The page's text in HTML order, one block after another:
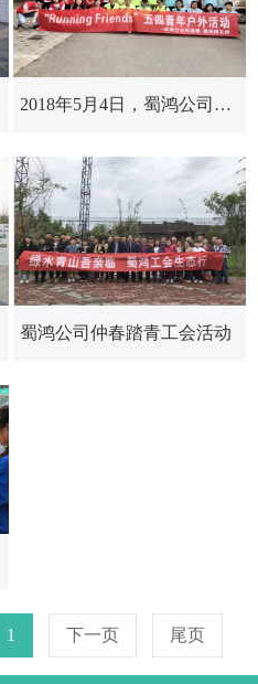
2018年5月4日，蜀鸿公司团支部联合成雅分公司团委组织...
蜀鸿公司仲春踏青工会活动
1 下一页 尾页